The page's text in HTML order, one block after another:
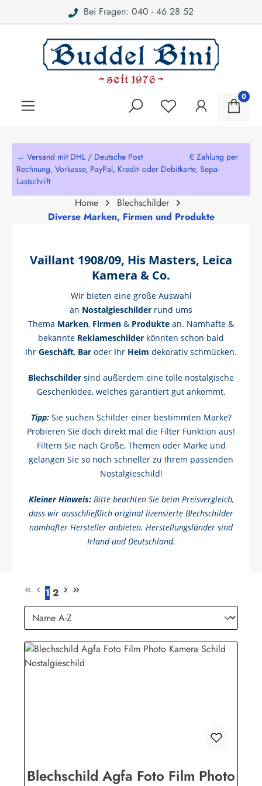
Bei Fragen: 040 - 46 28 52
0
→ Versand mit DHL / Deutsche Post € Zahlung per
Rechnung, Vorkasse, PayPal, Kredit- oder Debitkarte, Sepa-
Lastschrift
Home
Blechschilder
Diverse Marken, Firmen und Produkte
Vaillant 1908/09, His Masters, Leica
Kamera & Co.
Wir bieten eine große Auswahl
an Nostalgieschilder rund ums
Thema Marken, Firmen & Produkte an. Namhafte &
bekannte Reklameschilder könnten schon bald
Ihr Geschäft, Bar oder Ihr Heim dekorativ schmücken.
Blechschilder sind außerdem eine tolle nostalgische
Geschenkidee, welches garantiert gut ankommt.
Tipp:Sie suchen Schilder einer bestimmten Marke?
Probieren Sie doch direkt mal die Filter Funktion aus!
Filtern Sie nach Größe, Themen oder Marke und
gelangen Sie so noch schneller zu Ihrem passenden
Nostalgieschild!
Kleiner Hinweis:Bitte beachten Sie beim Preisvergleich,
dass wir ausschließlich original lizensierte Blechschilder
namhafter Hersteller anbieten. Herstellungsländer sind
Irland und Deutschland.
Seite
1 Seite
2
Blechschild Agfa Foto Film Photo